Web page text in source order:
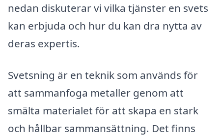
nedan diskuterar vi vilka tjänster en svets
kan erbjuda och hur du kan dra nytta av
deras expertis.
Svetsning är en teknik som används för
att sammanfoga metaller genom att
smälta materialet för att skapa en stark
och hållbar sammansättning. Det finns